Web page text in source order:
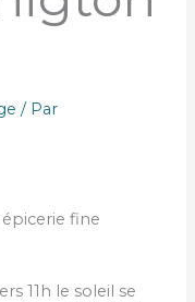
/ Par
épicerie fine
11h le soleil se